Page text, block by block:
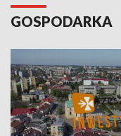
GOSPODARKA